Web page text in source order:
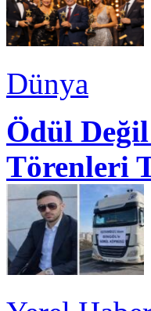
Dünya
Ödül
Törenleri